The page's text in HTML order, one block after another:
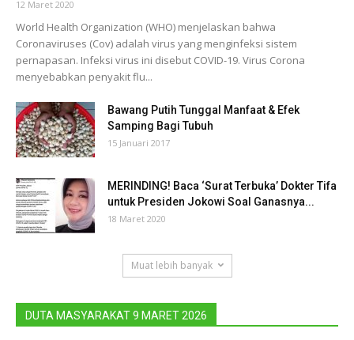
12 Maret 2020
World Health Organization (WHO) menjelaskan bahwa
Coronaviruses (Cov) adalah virus yang menginfeksi sistem
pernapasan. Infeksi virus ini disebut COVID-19. Virus Corona
menyebabkan penyakit flu...
Bawang Putih Tunggal Manfaat & Efek
Samping Bagi Tubuh
15 Januari 2017
MERINDING! Baca ‘Surat Terbuka’ Dokter Tifa
untuk Presiden Jokowi Soal Ganasnya...
18 Maret 2020
Muat lebih banyak
DUTA MASYARAKAT 9 MARET 2026